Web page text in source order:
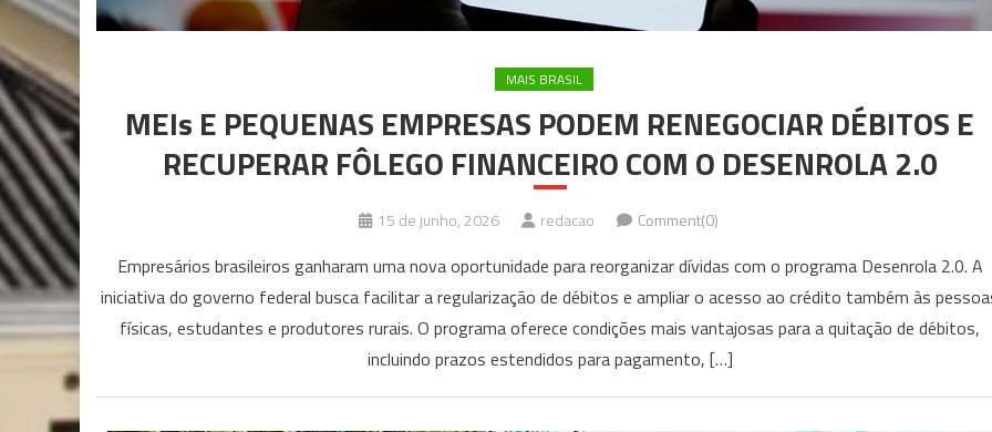
MAIS BRASIL
MEIs E PEQUENAS EMPRESAS PODEM RENEGOCIAR DÉBITOS E
RECUPERAR FÔLEGO FINANCEIRO COM O DESENROLA 2.0
15 de junho, 2026 redacao Comment(0)
Empresários brasileiros ganharam uma nova oportunidade para reorganizar dívidas com o programa Desenrola 2.0. A
iniciativa do governo federal busca facilitar a regularização de débitos e ampliar o acesso ao crédito também às
físicas, estudantes e produtores rurais. O programa oferece condições mais vantajosas para a quitação de débitos,
incluindo prazos estendidos para pagamento, […]